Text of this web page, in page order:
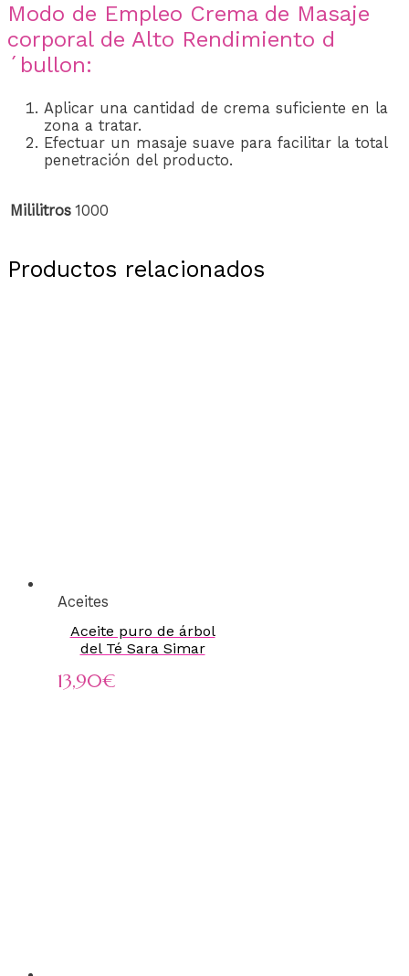
Modo de Empleo Crema de Masaje
corporal de Alto Rendimiento d
´bullon:
Aplicar una cantidad de crema suficiente en la
zona a tratar.
Efectuar un masaje suave para facilitar la total
penetración del producto.
Mililitros 1000
Productos relacionados
Aceites
Aceite puro de árbol
del Té Sara Simar
13,90€